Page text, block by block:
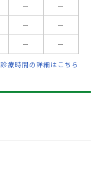
－
－
－
－
－ －
診療時間の詳細はこちら